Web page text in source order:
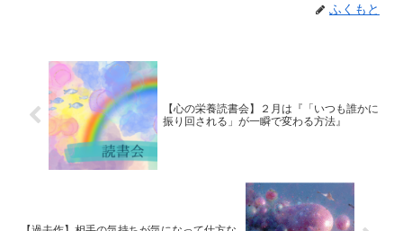
ふくもと
【心の栄養読書会】２月は『「いつも誰かに
振り回される」が一瞬で変わる方法』